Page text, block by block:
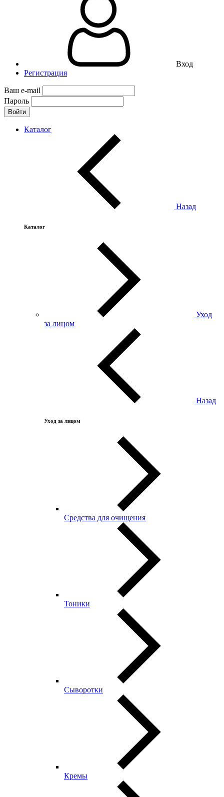
Вход
Регистрация
Ваш e-mail
Пароль
Каталог
Назад
Каталог
Уход
за лицом
Назад
Уход за лицом
Средства для очищения
Тоники
Сыворотки
Кремы